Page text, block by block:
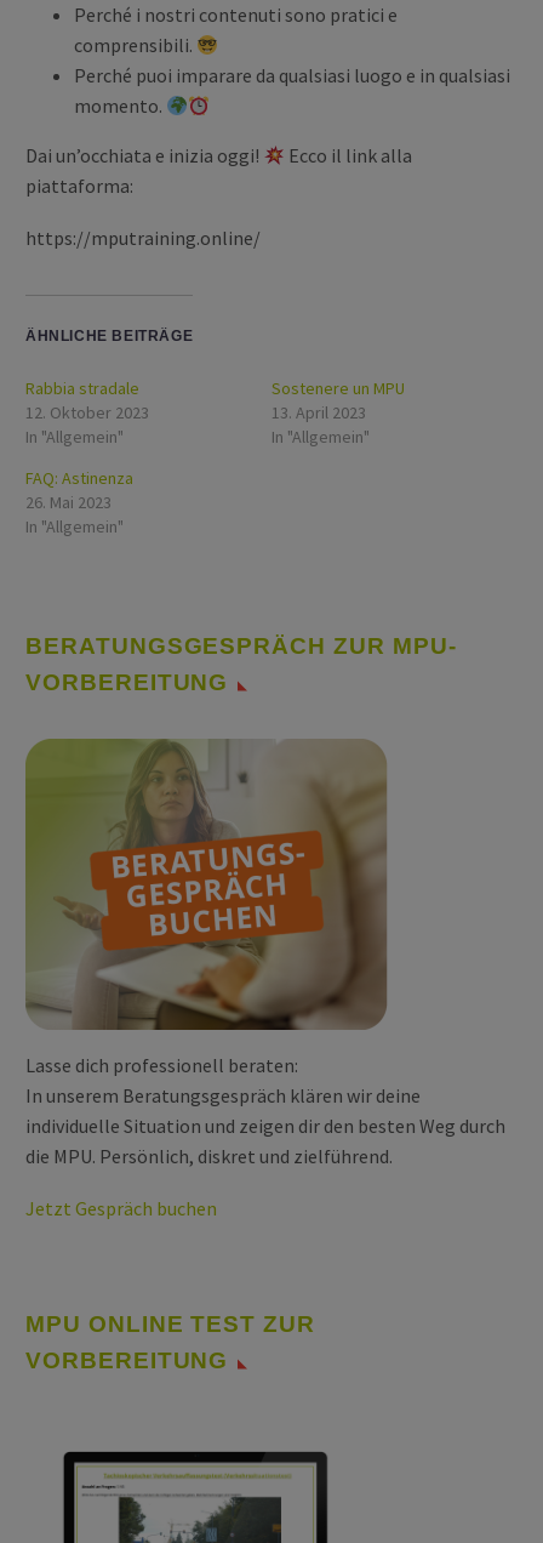
Perché i nostri contenuti sono pratici e
comprensibili.
Perché puoi imparare da qualsiasi luogo e in qualsiasi
momento.
Dai un’occhiata e inizia oggi!
Ecco il link alla
piattaforma:
https://mputraining.online/
ÄHNLICHE BEITRÄGE
Rabbia stradale
12. Oktober 2023
In "Allgemein"
Sostenere un MPU
13. April 2023
In "Allgemein"
FAQ: Astinenza
26. Mai 2023
In "Allgemein"
BERATUNGSGESPRÄCH ZUR MPU-
VORBEREITUNG
Lasse dich professionell beraten:
In unserem Beratungsgespräch klären wir deine
individuelle Situation und zeigen dir den besten Weg durch
die MPU. Persönlich, diskret und zielführend.
Jetzt Gespräch buchen
MPU ONLINE TEST ZUR
VORBEREITUNG